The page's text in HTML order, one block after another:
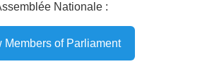
Nationale :
Members of Parliament